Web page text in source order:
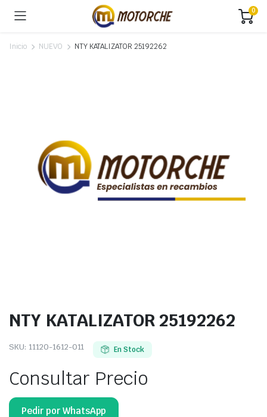
0
Inicio NUEVO NTY KATALIZATOR 25192262
NTY KATALIZATOR 25192262
SKU: 11120-1612-011 En Stock
Consultar Precio
Pedir por WhatsApp